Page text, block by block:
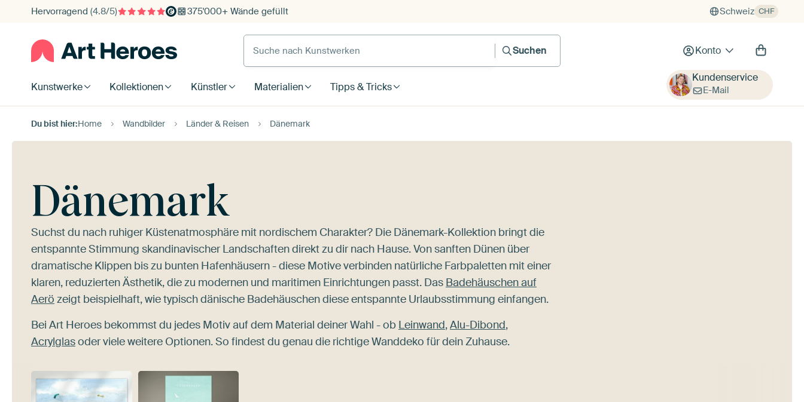
Hervorragend (4.8/5) 375'000+ Wände gefüllt Schweiz CHF
Suche nach Kunstwerken
Suchen
Konto
Kunstwerke Kollektionen Künstler Materialien Tipps & Tricks
Kundenservice
E-Mail
Du bist hier:Home Wandbilder Länder & Reisen Dänemark
Dänemark
Suchst du nach ruhiger Küstenatmosphäre mit nordischem Charakter? Die Dänemark-Kollektion bringt die
entspannte Stimmung skandinavischer Landschaften direkt zu dir nach Hause. Von sanften Dünen über
dramatische Klippen bis zu bunten Hafenhäusern - diese Motive verbinden natürliche Farbpaletten mit einer
klaren, reduzierten Ästhetik, die zu modernen und maritimen Einrichtungen passt. Das Badehäuschen auf
Aerö zeigt beispielhaft, wie typisch dänische Badehäuschen diese entspannte Urlaubsstimmung einfangen.
Bei Art Heroes bekommst du jedes Motiv auf dem Material deiner Wahl - ob Leinwand,Alu-Dibond,
Acrylglasoder viele weitere Optionen. So findest du genau die richtige Wanddeko für dein Zuhause.